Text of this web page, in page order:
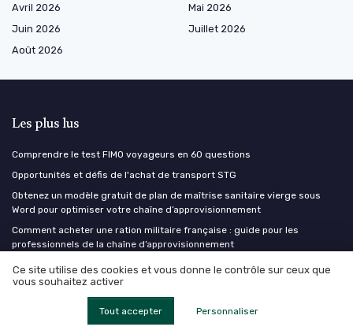
Avril 2026
Mai 2026
Juin 2026
Juillet 2026
Août 2026
Les plus lus
Comprendre le test FIMO voyageurs en 60 questions
Opportunités et défis de l'achat de transport STG
Obtenez un modèle gratuit de plan de maîtrise sanitaire vierge sous
Word pour optimiser votre chaîne d’approvisionnement
Comment acheter une ration militaire française : guide pour les
professionnels de la chaîne d’approvisionnement
Ups paris hub : un nouveau centre logistique au cœur de l'Île-de-France
Ce site utilise des cookies et vous donne le contrôle sur ceux que
vous souhaitez activer
Tout accepter Personnaliser